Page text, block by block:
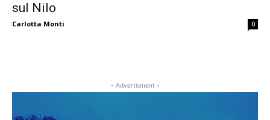
sul Nilo
Carlotta Monti 0
- Advertisment -